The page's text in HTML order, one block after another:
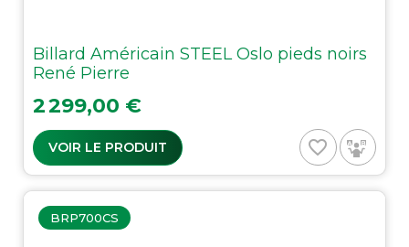
Billard Américain STEEL Oslo pieds noirs
René Pierre
Prix
2 299,00 €
VOIR LE PRODUIT favorite_border
BRP700CS